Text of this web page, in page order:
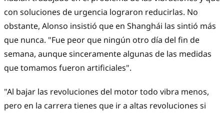
con soluciones de urgencia lograron reducirlas. No
obstante, Alonso insistió que en Shanghái las sintió más
que nunca. "Fue peor que ningún otro día del fin de
semana, aunque sinceramente algunas de las medidas
que tomamos fueron artificiales".
"Al bajar las revoluciones del motor todo vibra menos,
pero en la carrera tienes que ir a altas revoluciones si